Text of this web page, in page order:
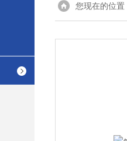
您现在的位置